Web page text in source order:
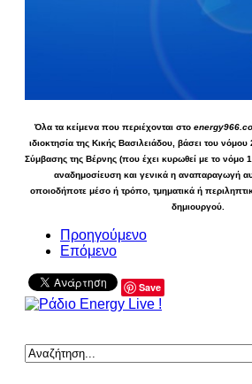
Όλα τα κείμενα που περιέχονται στο
ιδιοκτησία της Κικής Βασιλειάδου, βάσει του
Σύμβασης της Βέρνης (που έχει κυρωθεί με το
αναδημοσίευση και γενικά η αναπαραγωγή
οποιοδήποτε μέσο ή τρόπο, τμηματικά ή
δημιουργού.
Προηγούμενο
Επόμενο
Save